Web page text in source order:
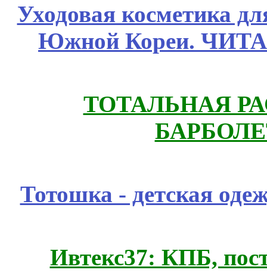
Уходовая косметика
Южной Кореи.
ТОТАЛЬНАЯ
Тотошка - детская
Ивтекс37: КПБ,